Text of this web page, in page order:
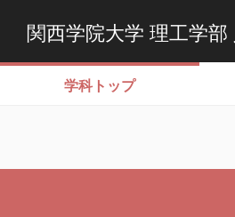
関西学院大学 理工学部
学科トップ